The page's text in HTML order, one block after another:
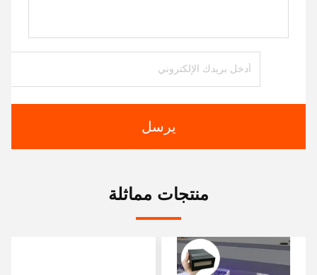
يرسل
منتجات مماثلة